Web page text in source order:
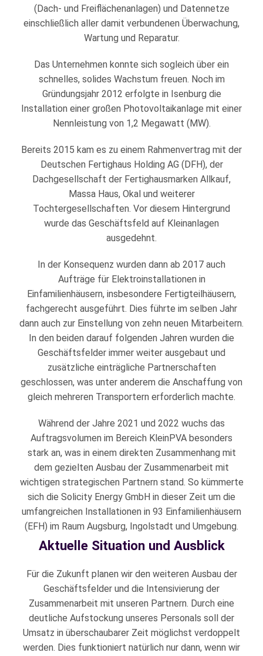
(Dach- und Freiflächenanlagen) und Datennetze
einschließlich aller damit verbundenen Überwachung,
Wartung und Reparatur.
Das Unternehmen konnte sich sogleich über ein
schnelles, solides Wachstum freuen. Noch im
Gründungsjahr 2012 erfolgte in Isenburg die
Installation einer großen Photovoltaikanlage mit einer
Nennleistung von 1,2 Megawatt (MW).
Bereits 2015 kam es zu einem Rahmenvertrag mit der
Deutschen Fertighaus Holding AG (DFH), der
Dachgesellschaft der Fertighausmarken Allkauf,
Massa Haus, Okal und weiterer
Tochtergesellschaften. Vor diesem Hintergrund
wurde das Geschäftsfeld auf Kleinanlagen
ausgedehnt.
In der Konsequenz wurden dann ab 2017 auch
Aufträge für Elektroinstallationen in
Einfamilienhäusern, insbesondere Fertigteilhäusern,
fachgerecht ausgeführt. Dies führte im selben Jahr
dann auch zur Einstellung von zehn neuen Mitarbeitern.
In den beiden darauf folgenden Jahren wurden die
Geschäftsfelder immer weiter ausgebaut und
zusätzliche einträgliche Partnerschaften
geschlossen, was unter anderem die Anschaffung von
gleich mehreren Transportern erforderlich machte.
Während der Jahre 2021 und 2022 wuchs das
Auftragsvolumen im Bereich KleinPVA besonders
stark an, was in einem direkten Zusammenhang mit
dem gezielten Ausbau der Zusammenarbeit mit
wichtigen strategischen Partnern stand. So kümmerte
sich die Solicity Energy GmbH in dieser Zeit um die
umfangreichen Installationen in 93 Einfamilienhäusern
(EFH) im Raum Augsburg, Ingolstadt und Umgebung.
Aktuelle Situation und Ausblick
Für die Zukunft planen wir den weiteren Ausbau der
Geschäftsfelder und die Intensivierung der
Zusammenarbeit mit unseren Partnern. Durch eine
deutliche Aufstockung unseres Personals soll der
Umsatz in überschaubarer Zeit möglichst verdoppelt
werden. Dies funktioniert natürlich nur dann, wenn wir